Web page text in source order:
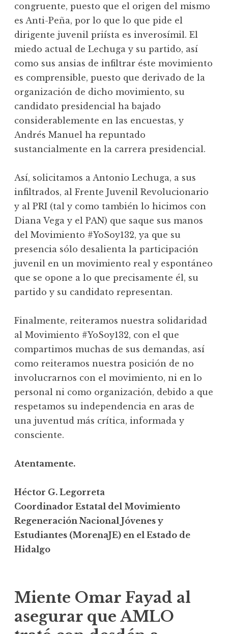
congruente, puesto que el origen del mismo
es Anti-Peña, por lo que lo que pide el
dirigente juvenil priísta es inverosímil. El
miedo actual de Lechuga y su partido, así
como sus ansias de infiltrar éste movimiento
es comprensible, puesto que derivado de la
organización de dicho movimiento, su
candidato presidencial ha bajado
considerablemente en las encuestas, y
Andrés Manuel ha repuntado
sustancialmente en la carrera presidencial.
Así, solicitamos a Antonio Lechuga, a sus
infiltrados, al Frente Juvenil Revolucionario
y al PRI (tal y como también lo hicimos con
Diana Vega y el PAN) que saque sus manos
del Movimiento #YoSoy132, ya que su
presencia sólo desalienta la participación
juvenil en un movimiento real y espontáneo
que se opone a lo que precisamente él, su
partido y su candidato representan.
Finalmente, reiteramos nuestra solidaridad
al Movimiento #YoSoy132, con el que
compartimos muchas de sus demandas, así
como reiteramos nuestra posición de no
involucrarnos con el movimiento, ni en lo
personal ni como organización, debido a que
respetamos su independencia en aras de
una juventud más crítica, informada y
consciente.
Atentamente.
Héctor G. Legorreta
Coordinador Estatal del Movimiento
Regeneración Nacional Jóvenes y
Estudiantes (MorenaJE) en el Estado de
Hidalgo
Miente Omar Fayad al
asegurar que AMLO